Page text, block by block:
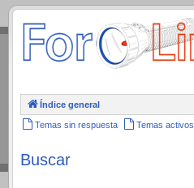
.
Índice general
Temas sin respuesta Temas activos
Buscar